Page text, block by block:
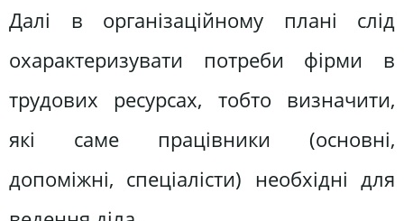
Далі в організаційному плані слід
охарактеризувати потреби фірми в
трудових ресурсах, тобто визначити,
які саме працівники (основні,
допоміжні, спеціалісти) необхідні для